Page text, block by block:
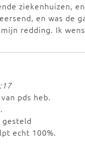
ziekenhuizen,
en was de
redding. Ik
pds heb.
echt 100%.